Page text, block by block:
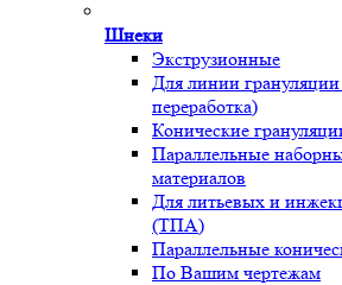
Шнеки
Экструзионные
Для линии
переработка)
Конические
Параллельные
материалов
Для литьевых и
(ТПА)
Параллельные
По Вашим чертежам